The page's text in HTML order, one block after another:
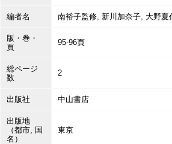
編者名 南裕子監修, 新川加奈子, 大野夏
版・巻・
頁
95-96頁
総ページ
数
2
出版社 中山書店
出版地
（都市, 国
名）
東京